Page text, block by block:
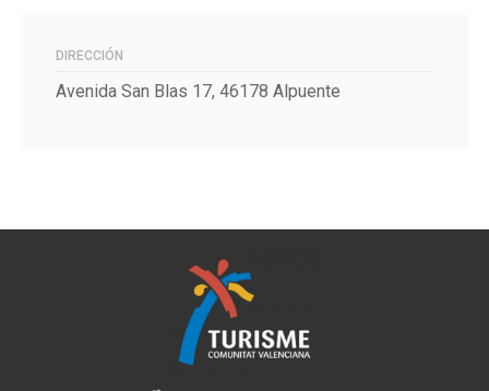
DIRECCIÓN
Avenida San Blas 17, 46178 Alpuente